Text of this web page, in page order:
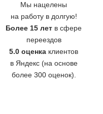
Мы нацелены
на работу в долгую!
Более 15 лет в сфере
переездов
5.0 оценка клиентов
в Яндекс (на основе
более 300 оценок).